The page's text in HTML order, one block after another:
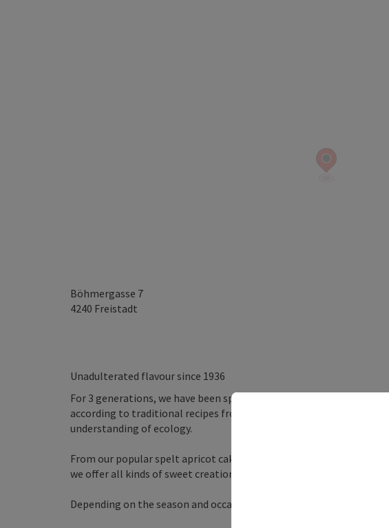
Böhmergasse 7
4240 Freistadt
Unadulterated flavour since 1936
For 3 generations, we have been spoiling our guests in Freistadt
according to traditional recipes from our grandfather, using the
understanding of ecology.
From our popular spelt apricot cake to poppy seed crowns and curd
we offer all kinds of sweet creations.
Depending on the season and occasion, we have the right pastries